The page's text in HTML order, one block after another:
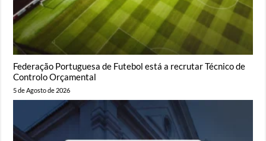
Federação Portuguesa de Futebol está a recrutar Técnico de
Controlo Orçamental
5 de Agosto de 2026